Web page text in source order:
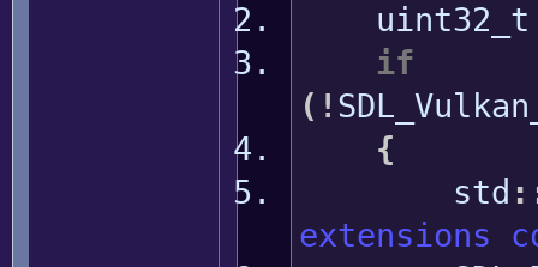
uint32_t
if
( !
{
std
extensions